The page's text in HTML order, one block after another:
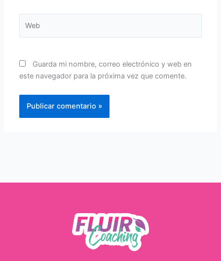
Guarda mi nombre, correo electrónico y web en
este navegador para la próxima vez que comente.